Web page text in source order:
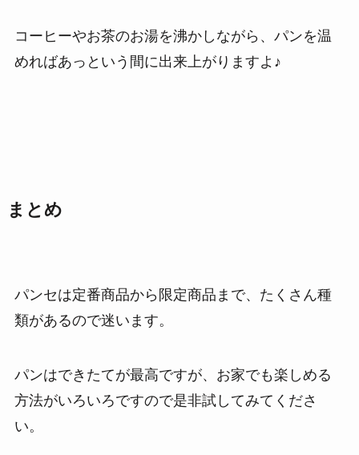
コーヒーやお茶のお湯を沸かしながら、パンを温
めればあっという間に出来上がりますよ♪
まとめ
パンセは定番商品から限定商品まで、たくさん種
類があるので迷います。
パンはできたてが最高ですが、お家でも楽しめる
方法がいろいろですので是非試してみてくださ
い。